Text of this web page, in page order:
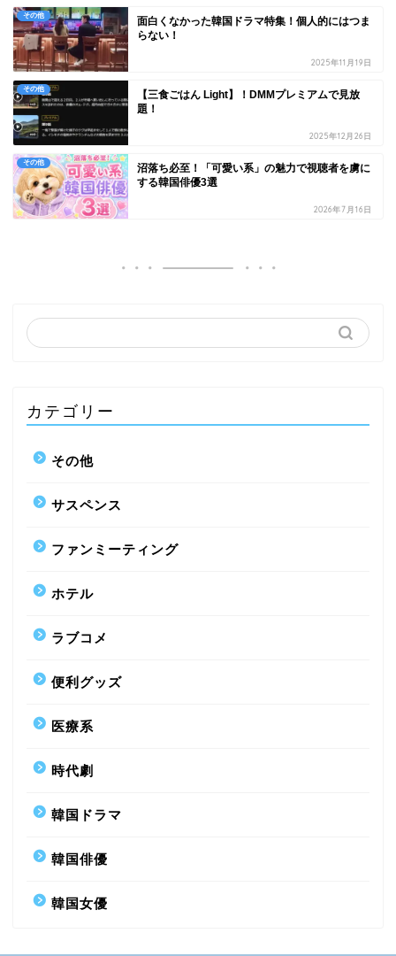
その他
面白くなかった韓国ドラマ特集！個人的にはつま
らない！
2025年11月19日
その他
【三食ごはん Light】！DMMプレミアムで見放
題！
2025年12月26日
その他
沼落ち必至！「可愛い系」の魅力で視聴者を虜に
する韓国俳優3選
2026年7月16日
カテゴリー
その他
サスペンス
ファンミーティング
ホテル
ラブコメ
便利グッズ
医療系
時代劇
韓国ドラマ
韓国俳優
韓国女優